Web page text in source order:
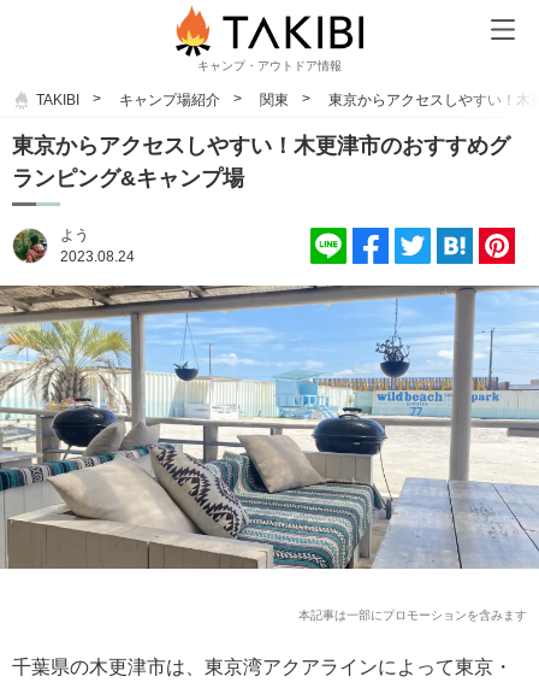
キャンプ・アウトドア情報
TAKIBI キャンプ場紹介 関東 東京からアクセスしやすい！木
東京からアクセスしやすい！木更津市のおすすめグ
ランピング&キャンプ場
よう
2023.08.24
本記事は一部にプロモーションを含みます
千葉県の木更津市は、東京湾アクアラインによって東京・